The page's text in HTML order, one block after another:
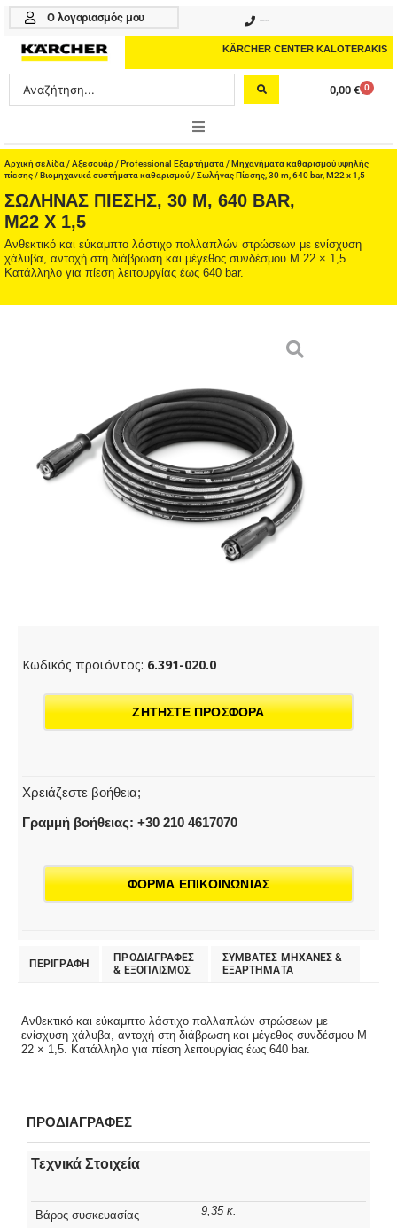
Μετάβαση
περιεχόμενο
Ο λογαριασμός μου
KÄRCHER CENTER KALOTERAKIS
Search
...
0,00 € 0
Cart
ONLINE SHOP
HOME & GARDEN
PROFESSIONAL
ΑΞΕΣΟΥΑΡ
Αρχική σελίδα /Αξεσουάρ/Professional Εξαρτήματα /Μηχανήματα καθαρισμού υψηλής
πίεσης/Βιομηχανικά συστήματα καθαρισμού/ Σωλήνας Πίεσης, 30 m, 640 bar, M22 x 1,5
ΣΩΛΉΝΑΣ ΠΊΕΣΗΣ, 30 M, 640 BAR,
M22 X 1,5
Ανθεκτικό και εύκαμπτο λάστιχο πολλαπλών στρώσεων με ενίσχυση
χάλυβα, αντοχή στη διάβρωση και μέγεθος συνδέσμου M 22 × 1,5.
Κατάλληλο για πίεση λειτουργίας έως 640 bar.
Κωδικός προϊόντος: 6.391-020.0
ΖΗΤΗΣΤΕ ΠΡΟΣΦΟΡΑ
Χρειάζεστε βοήθεια;
Γραμμή βοήθειας: +30 210 4617070
ΦΟΡΜΑ ΕΠΙΚΟΙΝΩΝΙΑΣ
ΠΕΡΙΓΡΑΦΗ
ΠΡΟΔΙΑΓΡΑΦΕΣ
& EΞΟΠΛΙΣΜΟΣ
ΣΥΜΒΑΤΕΣ ΜΗΧΑΝΕΣ &
ΕΞΑΡΤΗΜΑΤΑ
Ανθεκτικό και εύκαμπτο λάστιχο πολλαπλών στρώσεων με
ενίσχυση χάλυβα, αντοχή στη διάβρωση και μέγεθος συνδέσμου M
22 × 1,5. Κατάλληλο για πίεση λειτουργίας έως 640 bar.
ΠΡΟΔΙΑΓΡΑΦΕΣ
Τεχνικά Στοιχεία
Βάρος συσκευασίας 9,35 κ.